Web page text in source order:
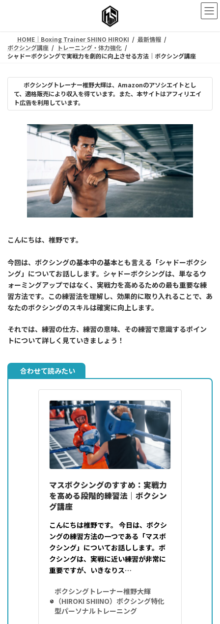
HOME｜Boxing Trainer SHINO HIROKI
最新情報
ボクシング講座
トレーニング・体力強化
シャドーボクシングで実戦力を劇的に向上させる方法｜ボクシング講座
ボクシングトレーナー椎野大輝は、Amazonのアソシエイトとし
て、適格販売により収入を得ています。また、本サイトはアフィリエイ
ト広告を利用しています。
こんにちは、椎野です。
今回は、ボクシングの基本中の基本とも言える「シャドーボクシ
ング」についてお話しします。シャドーボクシングは、単なるウ
ォーミングアップではなく、実戦力を高めるための最も重要な練
習方法です。この練習法を理解し、効果的に取り入れることで、あ
なたのボクシングのスキルは確実に向上します。
それでは、練習の仕方、練習の意味、その練習で意識するポイン
トについて詳しく見ていきましょう！
合わせて読みたい
マスボクシングのすすめ：実戦力
を高める段階的練習法｜ボクシン
グ講座
こんにちは椎野です。 今日は、ボクシ
ングの練習方法の一つである「マスボ
クシング」についてお話しします。ボ
クシングは、実戦に近い練習が非常に
重要ですが、いきなりス…
ボクシングトレーナー椎野大輝
（HIROKI SHIINO）ボクシング特化
型パーソナルトレーニング